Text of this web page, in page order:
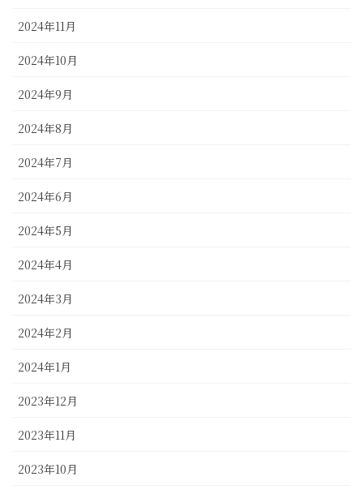
2024年11月
2024年10月
2024年9月
2024年8月
2024年7月
2024年6月
2024年5月
2024年4月
2024年3月
2024年2月
2024年1月
2023年12月
2023年11月
2023年10月